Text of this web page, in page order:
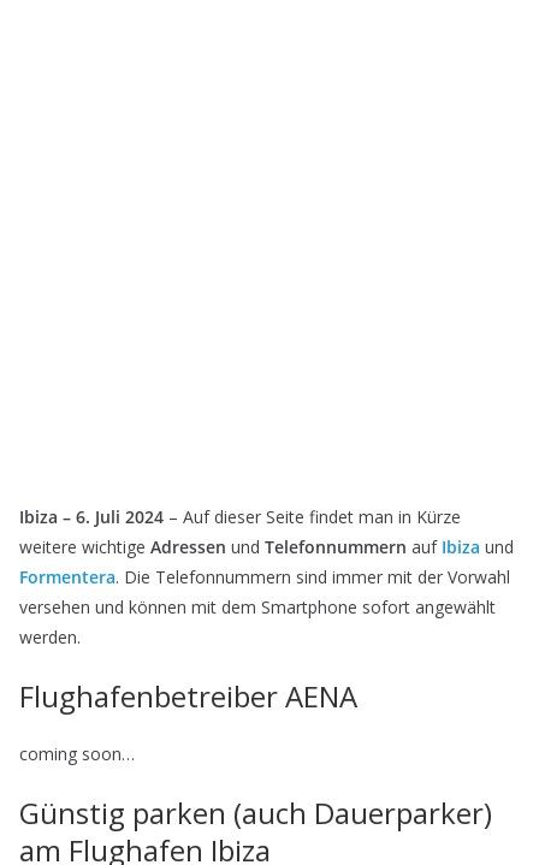
Ibiza – 6. Juli 2024 – Auf dieser Seite findet man in Kürze
weitere wichtige Adressen und Telefonnummern auf Ibiza und
Formentera. Die Telefonnummern sind immer mit der Vorwahl
versehen und können mit dem Smartphone sofort angewählt
werden.
Flughafenbetreiber AENA
coming soon…
Günstig parken (auch Dauerparker)
am Flughafen Ibiza